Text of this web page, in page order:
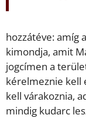
hozzátéve: amíg
kimondja, amit
jogcímen a
kérelmeznie kell
kell várakoznia,
mindig kudarc